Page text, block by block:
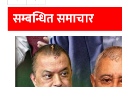
सम्बन्धित समाचार